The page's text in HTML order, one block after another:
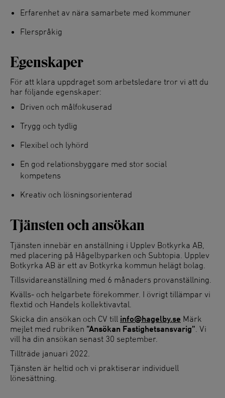
Erfarenhet av nära samarbete med kommuner
Flerspråkig
Egenskaper
För att klara uppdraget som arbetsledare tror vi att du
har följande egenskaper:
Driven och målfokuserad
Trygg och tydlig
Flexibel och lyhörd
En god relationsbyggare med stor social
kompetens
Kreativ och lösningsorienterad
Tjänsten och ansökan
Tjänsten innebär en anställning i Upplev Botkyrka AB,
med placering på Hågelbyparken och Subtopia. Upplev
Botkyrka AB är ett av Botkyrka kommun helägt bolag.
Tillsvidareanställning med 6 månaders provanställning.
Kvälls- och helgarbete förekommer. I övrigt tillämpar vi
flextid och Handels kollektivavtal.
Skicka din ansökan och CV till info@hagelby.se Märk
mejlet med rubriken ”Ansökan Fastighetsansvarig”. Vi
vill ha din ansökan senast 30 september.
Tillträde januari 2022.
Tjänsten är heltid och vi praktiserar individuell
lönesättning.